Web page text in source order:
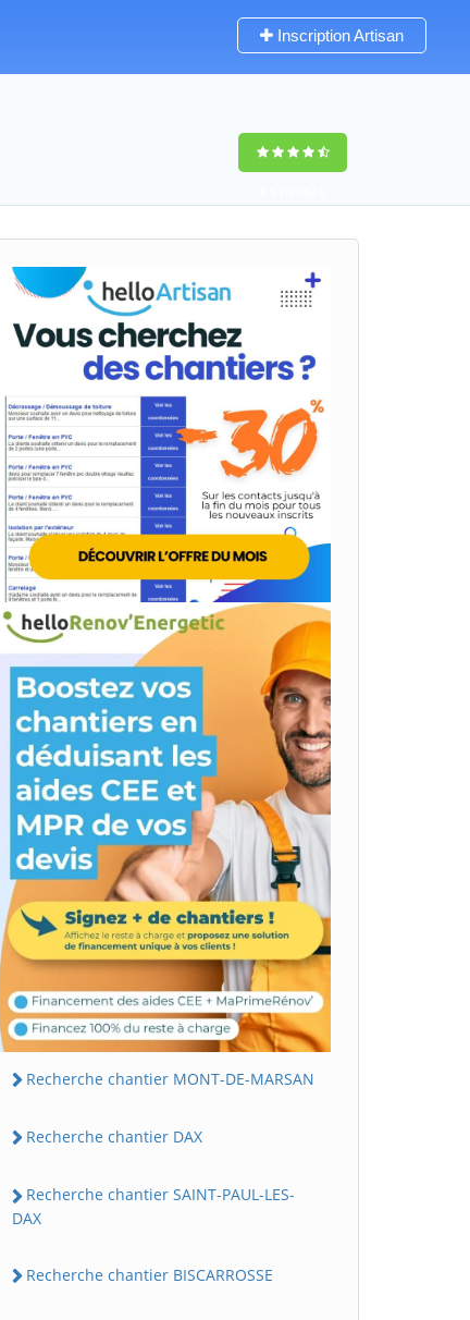
Inscription Artisan
Recherche chantier MONT-DE-MARSAN
Recherche chantier DAX
Recherche chantier SAINT-PAUL-LES-
DAX
Recherche chantier BISCARROSSE